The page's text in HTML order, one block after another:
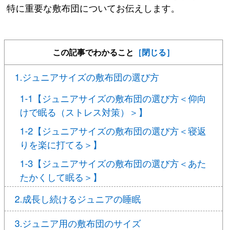
特に重要な敷布団についてお伝えします。
この記事でわかること ［閉じる］
1.ジュニアサイズの敷布団の選び方
1-1【ジュニアサイズの敷布団の選び方＜仰向
けで眠る（ストレス対策）＞】
1-2【ジュニアサイズの敷布団の選び方＜寝返
りを楽に打てる＞】
1-3【ジュニアサイズの敷布団の選び方＜あた
たかくして眠る＞】
2.成長し続けるジュニアの睡眠
3.ジュニア用の敷布団のサイズ